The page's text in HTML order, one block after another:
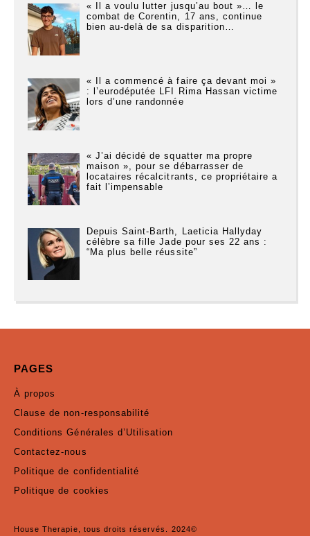
« Il a voulu lutter jusqu’au bout »… le
combat de Corentin, 17 ans, continue
bien au-delà de sa disparition…
« Il a commencé à faire ça devant moi »
: l’eurodéputée LFI Rima Hassan victime
lors d’une randonnée
« J’ai décidé de squatter ma propre
maison », pour se débarrasser de
locataires récalcitrants, ce propriétaire a
fait l’impensable
Depuis Saint-Barth, Laeticia Hallyday
célèbre sa fille Jade pour ses 22 ans :
“Ma plus belle réussite”
PAGES
À propos
Clause de non-responsabilité
Conditions Générales d’Utilisation
Contactez-nous
Politique de confidentialité
Politique de cookies
House Therapie, tous droits réservés. 2024©